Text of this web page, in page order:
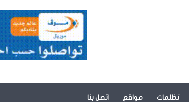
تظلمات مواقع اتصل بنا